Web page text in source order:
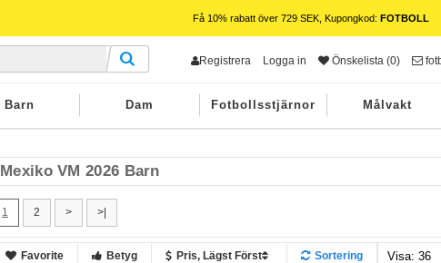
Få 10% rabatt över 729 SEK, Kupongkod: FOTBOLL
Registrera Logga in Önskelista (0)
Barn Dam Fotbollsstjärnor Målvakt
Mexiko VM 2026 Barn
1 2 > >|
Favorite Betyg Pris, Lägst Först Sortering